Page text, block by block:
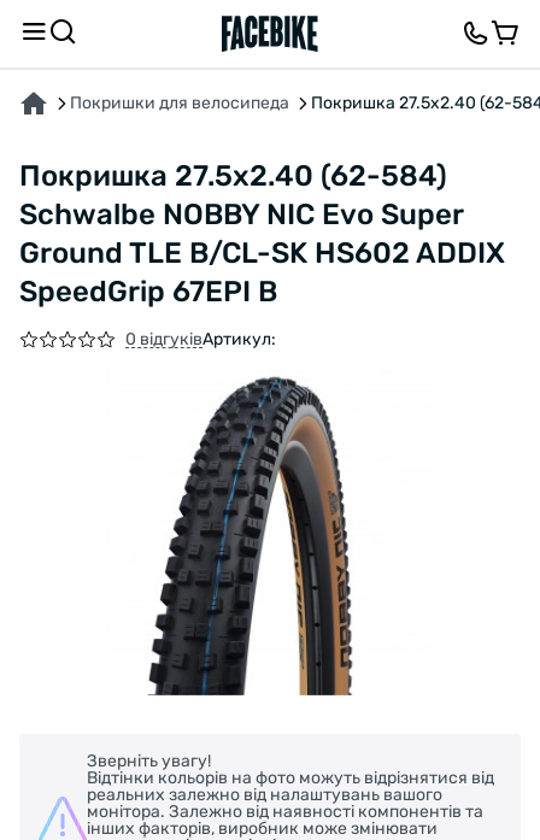
Покришки для велосипеда Покришка 27.5x2.40 (62-
Покришка 27.5x2.40 (62-584)
Schwalbe NOBBY NIC Evo Super
Ground TLE B/CL-SK HS602 ADDIX
SpeedGrip 67EPI B
0 відгуківАртикул:
Зверніть увагу!
Відтінки кольорів на фото можуть відрізнятися від
реальних залежно від налаштувань вашого
монітора. Залежно від наявності компонентів та
інших факторів, виробник може змінювати
ПРО ТОВАР ХАРАКТЕРИСТИКИВІДГУКИ ТА ЗАПИТАННЯ